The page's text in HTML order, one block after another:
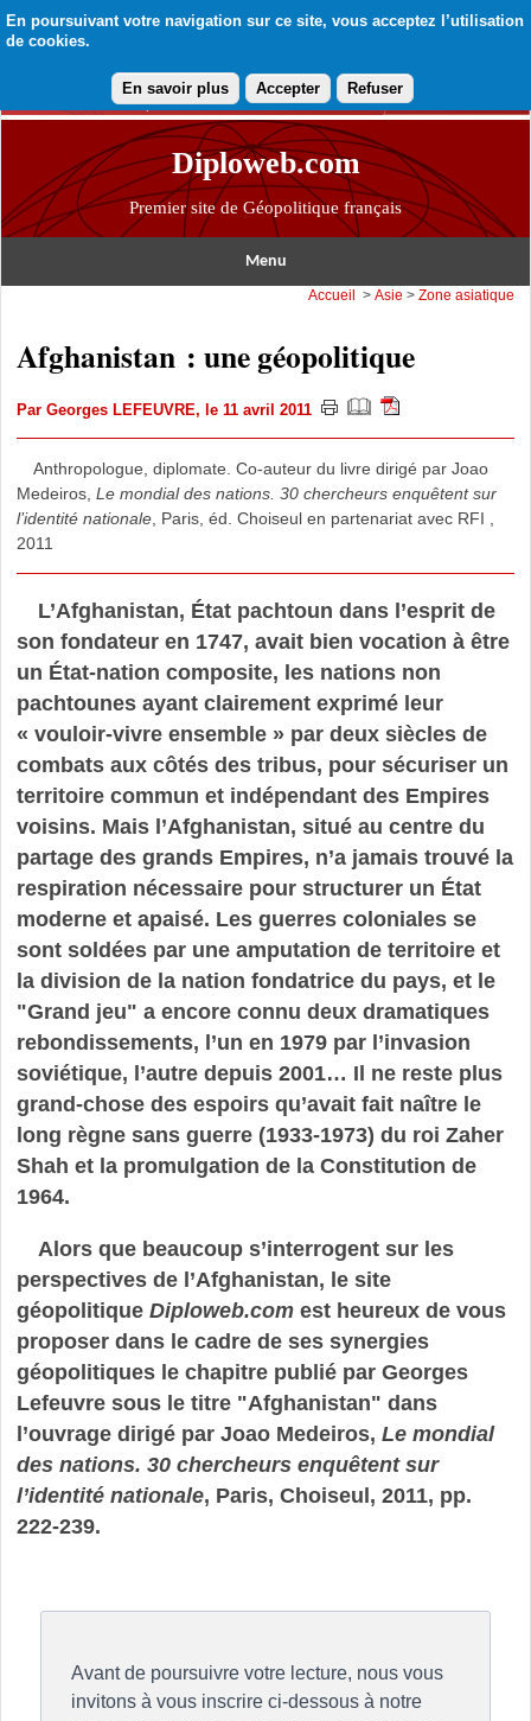
En poursuivant votre navigation sur ce site, vous acceptez l’utilisation
de cookies.
En savoir plus Accepter Refuser
Diploweb.com
Premier site de Géopolitique français
Menu
Accueil >Asie >Zone asiatique
Afghanistan : une géopolitique
Par Georges LEFEUVRE, le 11 avril 2011
Anthropologue, diplomate. Co-auteur du livre dirigé par Joao
Medeiros, Le mondial des nations. 30 chercheurs enquêtent sur
l’identité nationale, Paris, éd. Choiseul en partenariat avec RFI ,
2011
L’Afghanistan, État pachtoun dans l’esprit de
son fondateur en 1747, avait bien vocation à être
un État-nation composite, les nations non
pachtounes ayant clairement exprimé leur
« vouloir-vivre ensemble » par deux siècles de
combats aux côtés des tribus, pour sécuriser un
territoire commun et indépendant des Empires
voisins. Mais l’Afghanistan, situé au centre du
partage des grands Empires, n’a jamais trouvé la
respiration nécessaire pour structurer un État
moderne et apaisé. Les guerres coloniales se
sont soldées par une amputation de territoire et
la division de la nation fondatrice du pays, et le
"Grand jeu" a encore connu deux dramatiques
rebondissements, l’un en 1979 par l’invasion
soviétique, l’autre depuis 2001… Il ne reste plus
grand-chose des espoirs qu’avait fait naître le
long règne sans guerre (1933-1973) du roi Zaher
Shah et la promulgation de la Constitution de
1964.
Alors que beaucoup s’interrogent sur les
perspectives de l’Afghanistan, le site
géopolitique Diploweb.comest heureux de vous
proposer dans le cadre de ses synergies
géopolitiques le chapitre publié par Georges
Lefeuvre sous le titre "Afghanistan" dans
l’ouvrage dirigé par Joao Medeiros, Le mondial
des nations. 30 chercheurs enquêtent sur
l’identité nationale, Paris, Choiseul, 2011, pp.
222-239.